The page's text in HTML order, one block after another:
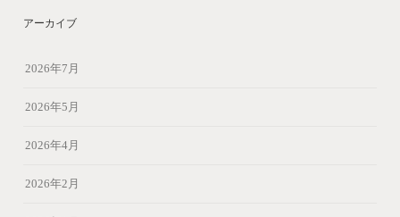
アーカイブ
2026年7月
2026年5月
2026年4月
2026年2月